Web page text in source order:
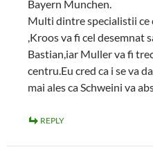
Bayern Munchen.
Multi dintre specialistii ce
,Kroos va fi cel desemnat
Bastian,iar Muller va fi
centru.Eu cred ca i se va
mai ales ca Schweini va
REPLY